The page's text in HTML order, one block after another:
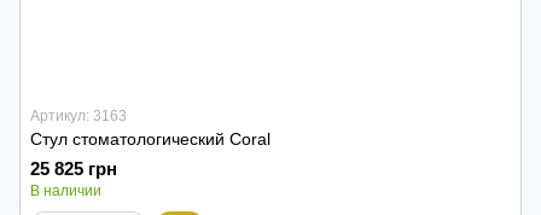
Артикул: 3163
Стул стоматологический Coral
25 825 грн
В наличии